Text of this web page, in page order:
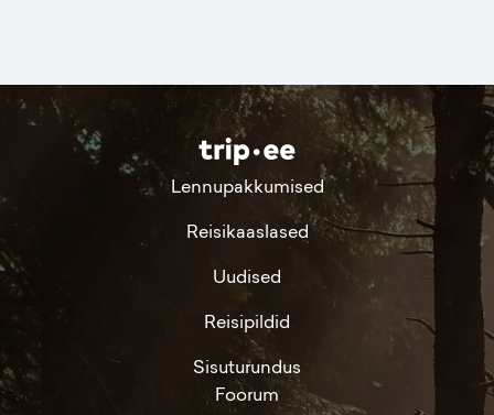
Lennupakkumised
Reisikaaslased
Uudised
Reisipildid
Sisuturundus
Foorum